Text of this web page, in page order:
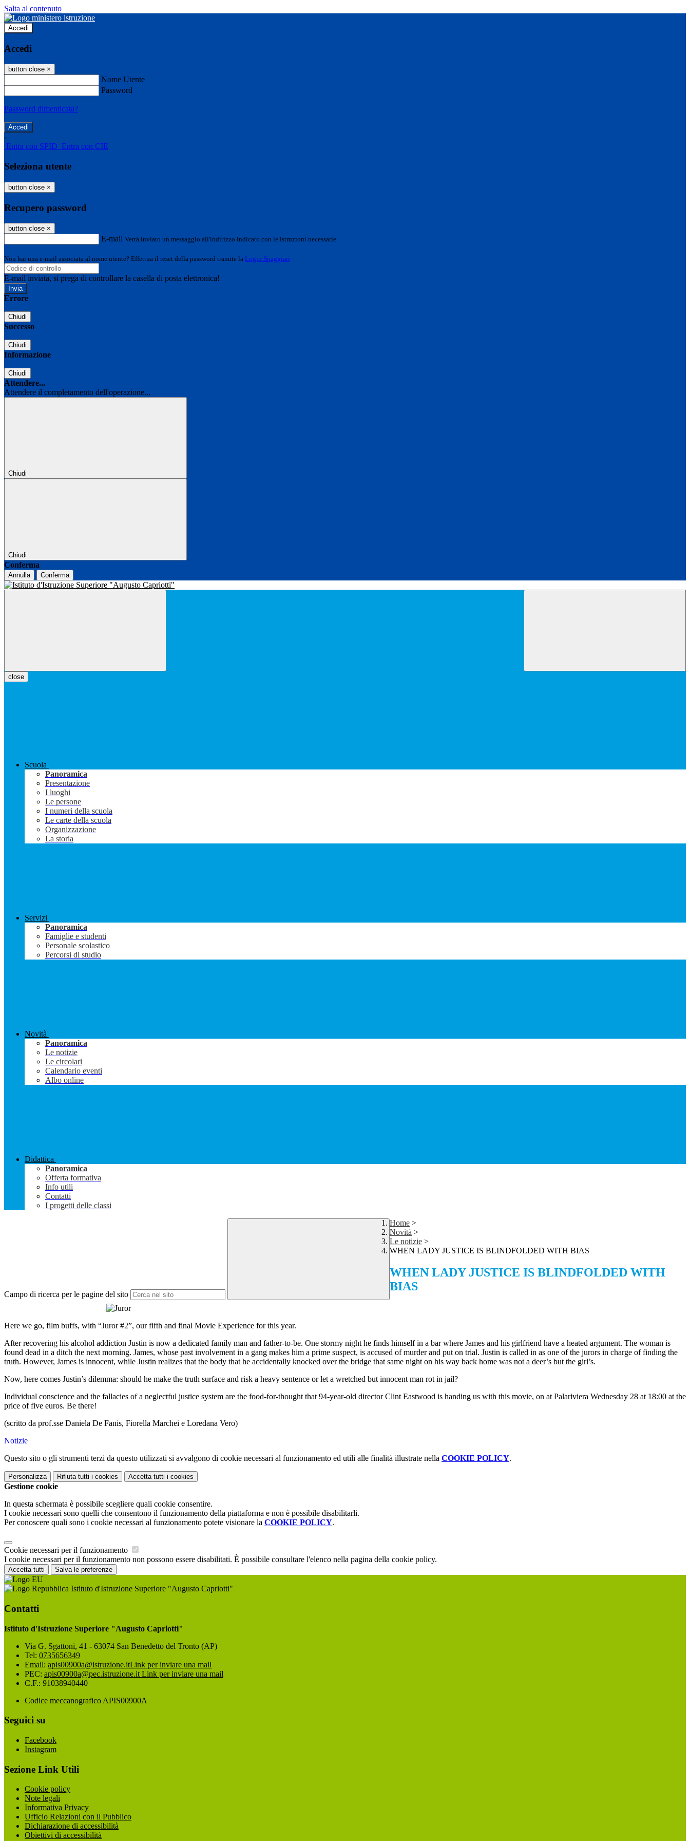
Salta al contenuto
Accedi
Accedi
button close ×
Nome Utente
Password
Password dimenticata?
-
Entra con SPID Entra con CIE
Seleziona utente
button close ×
Recupero password
button close ×
E-mail Verrà inviato un messaggio all'indirizzo indicato con le istruzioni necessarie.
Non hai una e-mail associata al nome utente? Effettua il reset della password tramite la Login Spaggiari
E-mail inviata, si prega di controllare la casella di posta elettronica!
Errore
Chiudi
Successo
Chiudi
Informazione
Chiudi
Attendere...
Attendere il completamento dell'operazione...
Chiudi
Chiudi
Conferma
Annulla Conferma
close
Scuola
Panoramica
Presentazione
I luoghi
Le persone
I numeri della scuola
Le carte della scuola
Organizzazione
La storia
Servizi
Panoramica
Famiglie e studenti
Personale scolastico
Percorsi di studio
Novità
Panoramica
Le notizie
Le circolari
Calendario eventi
Albo online
Didattica
Panoramica
Offerta formativa
Info utili
Contatti
I progetti delle classi
Campo di ricerca per le pagine del sito
Home >
Novità >
Le notizie >
WHEN LADY JUSTICE IS BLINDFOLDED WITH BIAS
WHEN LADY JUSTICE IS BLINDFOLDED WITH
BIAS
Here we go, film buffs, with “Juror #2”, our fifth and final Movie Experience for this year.
After recovering his alcohol addiction Justin is now a dedicated family man and father-to-be. One stormy night he finds himself in a bar where James and his girlfriend have a heated argument. The woman is
found dead in a ditch the next morning. James, whose past involvement in a gang makes him a prime suspect, is accused of murder and put on trial. Justin is called in as one of the jurors in charge of finding the
truth. However, James is innocent, while Justin realizes that the body that he accidentally knocked over the bridge that same night on his way back home was not a deer’s but the girl’s.
Now, here comes Justin’s dilemma: should he make the truth surface and risk a heavy sentence or let a wretched but innocent man rot in jail?
Individual conscience and the fallacies of a neglectful justice system are the food-for-thought that 94-year-old director Clint Eastwood is handing us with this movie, on at Palariviera Wednesday 28 at 18:00 at the
price of five euros. Be there!
(scritto da prof.sse Daniela De Fanis, Fiorella Marchei e Loredana Vero)
Notizie
Questo sito o gli strumenti terzi da questo utilizzati si avvalgono di cookie necessari al funzionamento ed utili alle finalità illustrate nella COOKIE POLICY.
Personalizza Rifiuta tutti i cookies Accetta tutti i cookies
Gestione cookie
In questa schermata è possibile scegliere quali cookie consentire.
I cookie necessari sono quelli che consentono il funzionamento della piattaforma e non è possibile disabilitarli.
Per conoscere quali sono i cookie necessari al funzionamento potete visionare la COOKIE POLICY.
Cookie necessari per il funzionamento
I cookie necessari per il funzionamento non possono essere disabilitati. È possibile consultare l'elenco nella pagina della cookie policy.
Accetta tutti Salva le preferenze
Istituto d'Istruzione Superiore "Augusto Capriotti"
Contatti
Istituto d'Istruzione Superiore "Augusto Capriotti"
Via G. Sgattoni, 41 - 63074 San Benedetto del Tronto (AP)
Tel: 0735656349
Email: apis00900a@istruzione.itLink per inviare una mail
PEC: apis00900a@pec.istruzione.it Link per inviare una mail
C.F.: 91038940440
Codice meccanografico APIS00900A
Seguici su
Facebook
Instagram
Sezione Link Utili
Cookie policy
Note legali
Informativa Privacy
Ufficio Relazioni con il Pubblico
Dichiarazione di accessibilità
Obiettivi di accessibilità